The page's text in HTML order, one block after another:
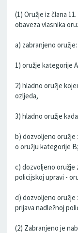
(1) Oružje iz člana
obaveza vlasnika
a) zabranjeno oružje:
1) oružje kategorije
2) hladno oružje
ozljeda,
3) hladno oružje
b) dozvoljeno oružje
o oružju kategorije B;
c) dozvoljeno oružje
policijskoj upravi -
d) dozvoljeno
prijava nadležnoj
(2) Zabranjeno je